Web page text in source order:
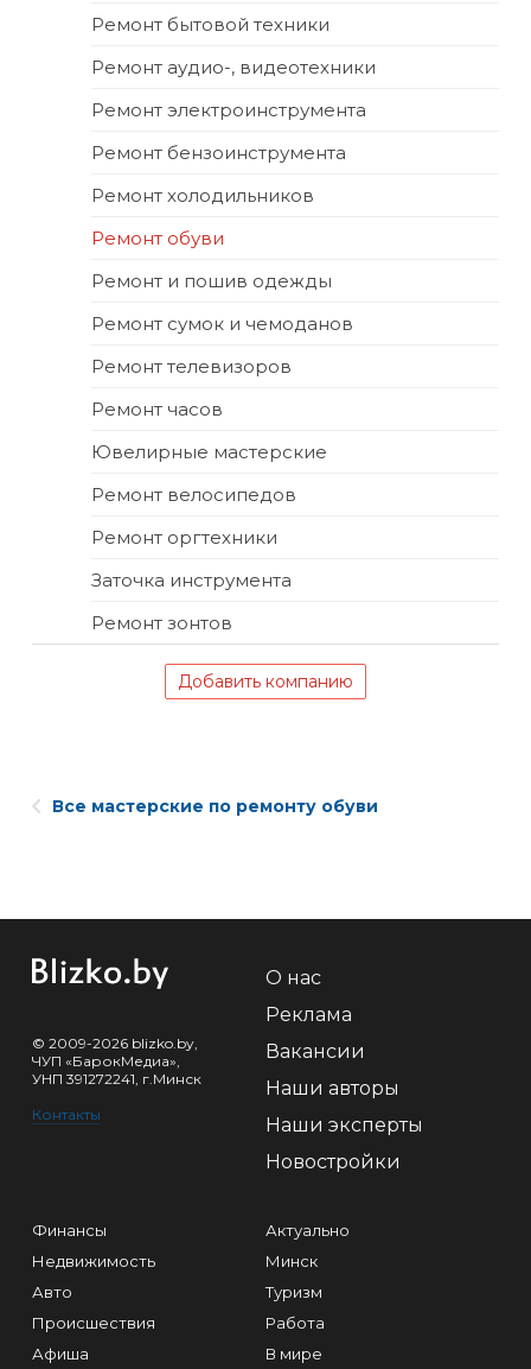
Ремонт бытовой техники
Ремонт аудио-, видеотехники
Ремонт электроинструмента
Ремонт бензоинструмента
Ремонт холодильников
Ремонт обуви
Ремонт и пошив одежды
Ремонт сумок и чемоданов
Ремонт телевизоров
Ремонт часов
Ювелирные мастерские
Ремонт велосипедов
Ремонт оргтехники
Заточка инструмента
Ремонт зонтов
Добавить компанию
Все мастерские по ремонту обуви
© 2009-2026 blizko.by,
ЧУП «БарокМедиа»,
УНП 391272241, г.Минск
Контакты
О нас
Реклама
Вакансии
Наши авторы
Наши эксперты
Новостройки
Финансы
Недвижимость
Авто
Происшествия
Афиша
Актуально
Минск
Туризм
Работа
В мире